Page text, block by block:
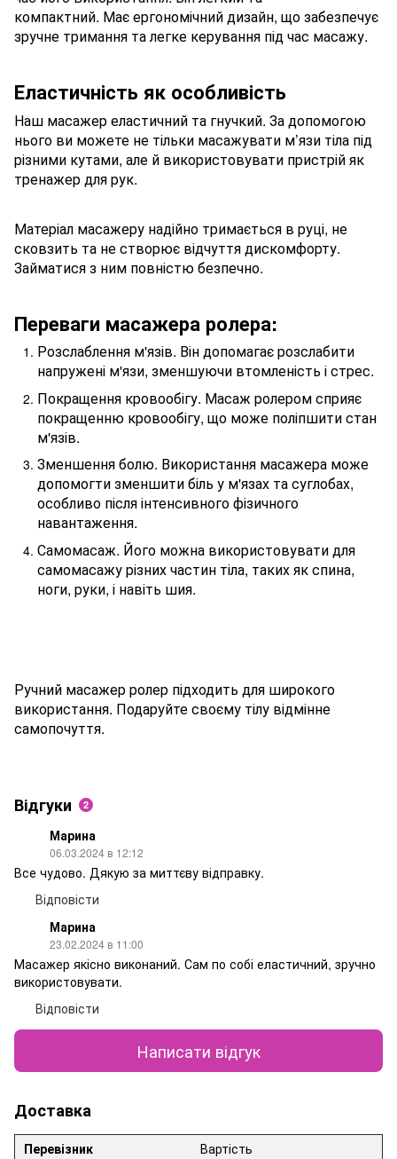
компактний. Має ергономічний дизайн, що забезпечує
зручне тримання та легке керування під час масажу.
Еластичність як особливість
Наш масажер еластичний та гнучкий. За допомогою
нього ви можете не тільки масажувати м’язи тіла під
різними кутами, але й використовувати пристрій як
тренажер для рук.
Матеріал масажеру надійно тримається в руці, не
сковзить та не створює відчуття дискомфорту.
Займатися з ним повністю безпечно.
Переваги масажера ролера:
Розслаблення м'язів. Він допомагає розслабити
напружені м'язи, зменшуючи втомленість і стрес.
Покращення кровообігу. Масаж ролером сприяє
покращенню кровообігу, що може поліпшити стан
м'язів.
Зменшення болю. Використання масажера може
допомогти зменшити біль у м'язах та суглобах,
особливо після інтенсивного фізичного
навантаження.
Самомасаж. Його можна використовувати для
самомасажу різних частин тіла, таких як спина,
ноги, руки, і навіть шия.
Ручний масажер ролер підходить для широкого
використання. Подаруйте своєму тілу відмінне
самопочуття.
Відгуки 2
Марина
06.03.2024 в 12:12
Все чудово. Дякую за миттєву відправку.
Відповісти
Марина
23.02.2024 в 11:00
Масажер якісно виконаний. Сам по собі еластичний, зручно
використовувати.
Відповісти
Написати відгук
Доставка
Перевізник Вартість